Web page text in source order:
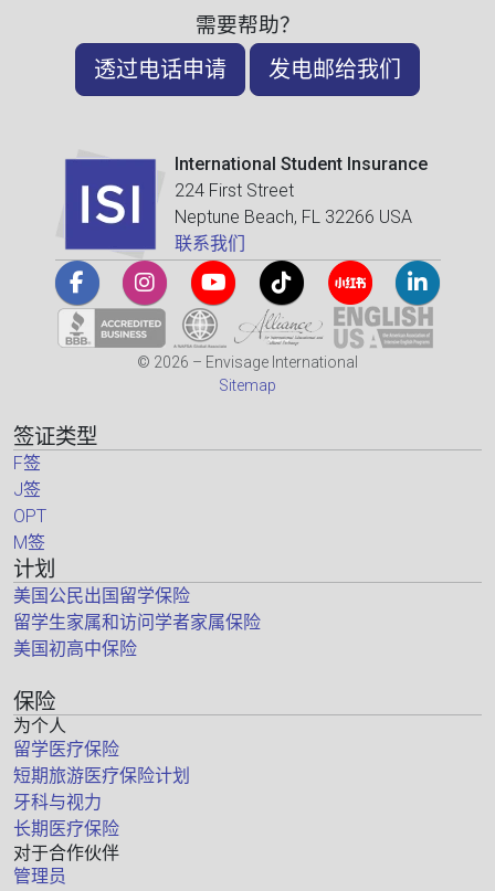
需要帮助？
透过电话申请 发电邮给我们
International Student Insurance
224 First Street
Neptune Beach, FL 32266 USA
联系我们
© 2026 – Envisage International
Sitemap
签证类型
F签
J签
OPT
M签
计划
美国公民出国留学保险
留学生家属和访问学者家属保险
美国初高中保险
保险
为个人
留学医疗保险
短期旅游医疗保险计划
牙科与视力
长期医疗保险
对于合作伙伴
管理员